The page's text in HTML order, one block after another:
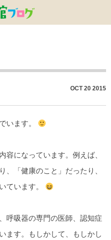
OCT 20 2015
います。
容になっています。例えば、
、「健康のこと」だったり、
ています。
呼吸器の専門の医師、認知症
ます。もしかして、もしかし